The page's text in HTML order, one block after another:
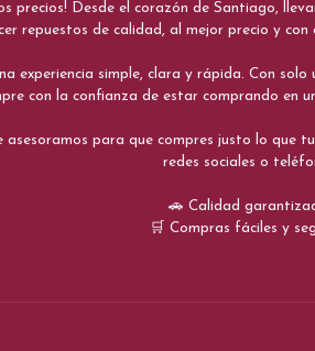
precios! Desde el corazón de Santiago,
repuestos de calidad, al mejor precio y
experiencia simple, clara y rápida. Con
con la confianza de estar comprando en
asesoramos para que compres justo lo
redes sociales o
🚗 Calidad
🛒 Compras fáciles y